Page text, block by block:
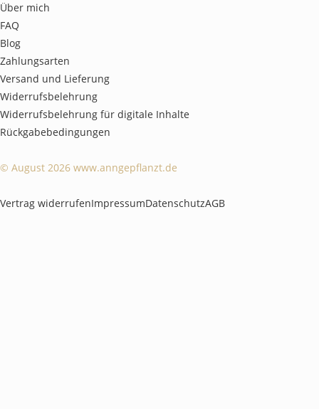
Über mich
FAQ
Blog
Zahlungsarten
Versand und Lieferung
Widerrufsbelehrung
Widerrufsbelehrung für digitale Inhalte
Rückgabebedingungen
© August 2026 www.anngepflanzt.de
Vertrag widerrufenImpressumDatenschutzAGB